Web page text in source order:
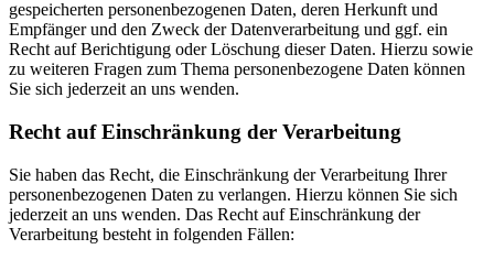
gespeicherten personenbezogenen Daten, deren Herkunft und
Empfänger und den Zweck der Datenverarbeitung und ggf. ein
Recht auf Berichtigung oder Löschung dieser Daten. Hierzu sowie
zu weiteren Fragen zum Thema personenbezogene Daten können
Sie sich jederzeit an uns wenden.
Recht auf Einschränkung der Verarbeitung
Sie haben das Recht, die Einschränkung der Verarbeitung Ihrer
personenbezogenen Daten zu verlangen. Hierzu können Sie sich
jederzeit an uns wenden. Das Recht auf Einschränkung der
Verarbeitung besteht in folgenden Fällen: